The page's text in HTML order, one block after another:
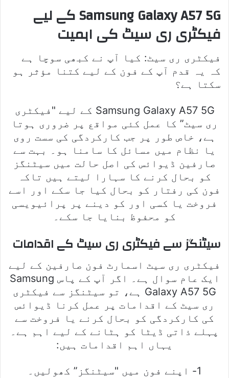
Samsung Galaxy A57 5G کے لیے
فیکٹری ری سیٹ کی اہمیت
فیکٹری ری سیٹ: کیا آپ نے کبھی سوچا ہے
کہ یہ قدم آپ کے فون کے لیے کتنا مؤثر ہو
سکتا ہے؟
Samsung Galaxy A57 5G کے لیے "فیکٹری
ری سیٹ” کا عمل کئی مواقع پر ضروری ہوتا
ہے، خاص طور پر جب کارکردگی کی سست روی
یا نظام میں مسائل کا سامنا ہو۔ بہت سے
صارفین ڈیوائس کی اصل حالت میں سیٹنگز
کو بحال کرنے کا سہارا لیتے ہیں تاکہ
فون کی رفتار کو بحال کیا جا سکے اور اسے
فروخت یا کسی اور کو دینے پر پرائیویسی
کو محفوظ بنایا جا سکے۔
سیٹنگز سے فیکٹری ری سیٹ کے اقدامات
فیکٹری ری سیٹ اسمارٹ فون صارفین کے لیے
ایک عام سوال ہے۔ اگر آپ کے پاس Samsung
Galaxy A57 5G ہے، تو سیٹنگز سے فیکٹری
ری سیٹ کے اقدامات پر عمل کرنا ڈیوائس
کی کارکردگی کو بحال کرنے یا فروخت سے
پہلے ذاتی ڈیٹا کو ہٹانے کے لیے اہم ہے۔
یہاں اہم اقدامات ہیں:
1- اپنے فون میں "سیٹنگز” کھولیں۔